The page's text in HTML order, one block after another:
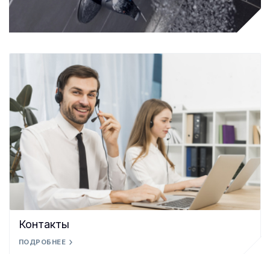
Контакты
ПОДРОБНЕЕ